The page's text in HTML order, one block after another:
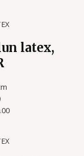
latex,